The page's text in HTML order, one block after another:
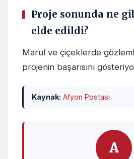
Proje sonunda ne
elde edildi?
Marul ve çiçeklerde
projenin başarısını
Kaynak: Afyon Postasi
A